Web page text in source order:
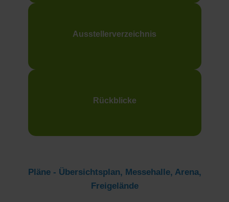
Ausstellerverzeichnis
Rückblicke
Pläne - Übersichtsplan, Messehalle, Arena,
Freigelände